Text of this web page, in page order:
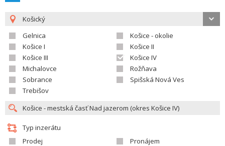
Košický
Gelnica
Košice - okolie
Košice I
Košice II
Košice III
Košice IV
Michalovce
Rožňava
Sobrance
Spišská Nová Ves
Trebišov
Typ inzerátu
Prodej
Pronájem